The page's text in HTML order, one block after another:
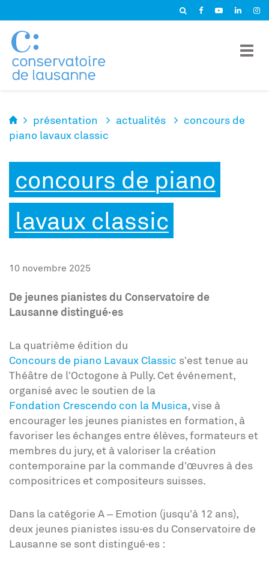
présentation actualités
concours de
piano lavaux classic
concours de piano
lavaux classic
10 novembre 2025
De jeunes pianistes du Conservatoire de
Lausanne distingué·es
La quatrième édition du
Concours de piano Lavaux Classic s’est tenue au
Théâtre de l’Octogone à Pully. Cet événement,
organisé avec le soutien de la
Fondation Crescendo con la Musica, vise à
encourager les jeunes pianistes en formation, à
favoriser les échanges entre élèves, formateurs et
membres du jury, et à valoriser la création
contemporaine par la commande d’œuvres à des
compositrices et compositeurs suisses.
Dans la catégorie A – Emotion (jusqu’à 12 ans),
deux jeunes pianistes issu·es du Conservatoire de
Lausanne se sont distingué·es :